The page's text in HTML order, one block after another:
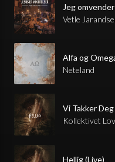
Jeg
Vetle
Alfa og
Neteland
Vi Takker Deg
Kollektivet
Hellig (Live)